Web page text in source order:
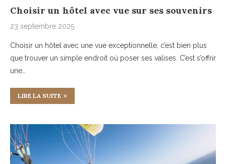
Choisir un hôtel avec vue sur ses souvenirs
23 septembre 2025
Choisir un hôtel avec une vue exceptionnelle, c’est bien plus
que trouver un simple endroit où poser ses valises. C’est s’offrir
une…
LIRE LA SUITE